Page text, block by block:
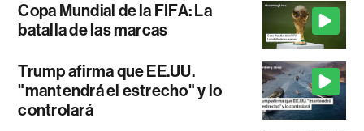
Copa Mundial de la FIFA: La
batalla de las marcas
Trump afirma que EE.UU.
"mantendrá el estrecho" y lo
controlará